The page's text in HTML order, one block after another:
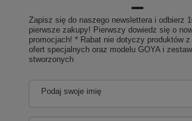
Zapisz się do naszego newslettera i odbierz
pierwsze zakupy! Pierwszy dowiedz się o
promocjach! * Rabat nie dotyczy produktów
ofert specjalnych oraz modelu GOYA i
stworzonych
Podaj swoje imię